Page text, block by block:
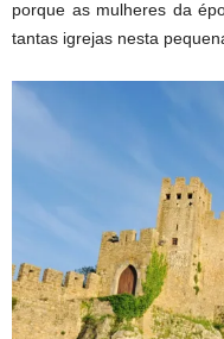
porque as mulheres da
tantas igrejas nesta